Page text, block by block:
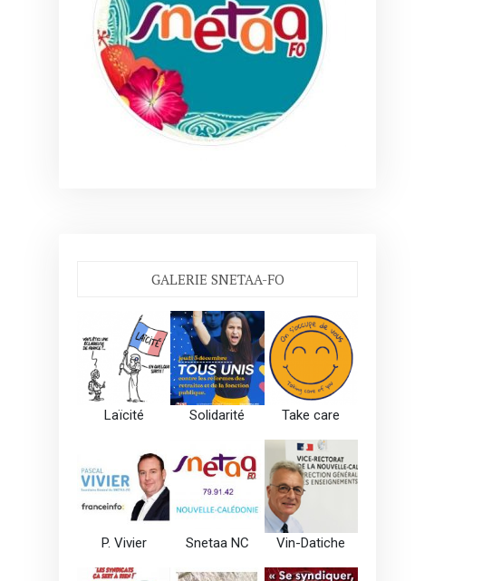
GALERIE SNETAA-FO
Laïcité Solidarité Take care
P. Vivier Snetaa NC Vin-Datiche